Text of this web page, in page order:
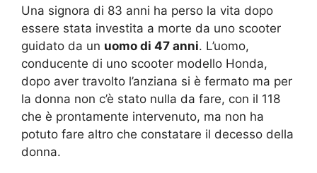
Una signora di 83 anni ha perso la vita dopo
essere stata investita a morte da uno scooter
guidato da un uomo di 47 anni. L’uomo,
conducente di uno scooter modello Honda,
dopo aver travolto l’anziana si è fermato ma per
la donna non c’è stato nulla da fare, con il 118
che è prontamente intervenuto, ma non ha
potuto fare altro che constatare il decesso della
donna.